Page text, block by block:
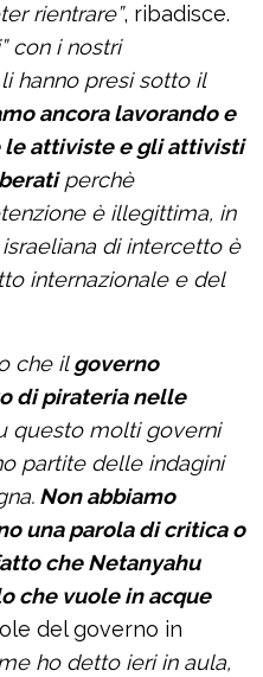
rientrare”, ribadisce.
con i nostri
hanno presi sotto il
ancora lavorando e
attiviste e gli attivisti
perchè
è illegittima, in
di intercetto è
internazionale e del
che ilgoverno
di pirateria nelle
questo molti governi
partite delle indagini
Non abbiamo
una parola di critica o
che Netanyahu
che vuole in acque
del governo in
ho detto ieri in aula,